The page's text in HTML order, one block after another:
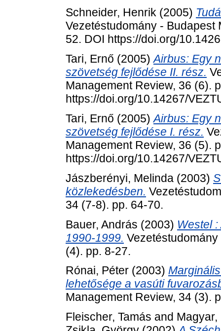
Schneider, Henrik (2005)
Vezetéstudomány - Budapest
52. DOI https://doi.org/
Tari, Ernő (2005)Airbus: Egy
szövetség fejlődése II. rész.
Management Review, 36 (6).
https://doi.org/10.14267/
Tari, Ernő (2005)Airbus: Egy
szövetség fejlődése I. rész.
Management Review, 36 (5).
https://doi.org/10.14267/
Jászberényi, Melinda (2003)
közlekedésben.
34 (7-8). pp. 64-70.
Bauer, András (2003) Westel
1990-1999.
(4). pp. 8-27.
Rónai, Péter (2003)
lehetősége a vasúti
Management Review, 34 (3).
Fleischer, Tamás and Magyar,